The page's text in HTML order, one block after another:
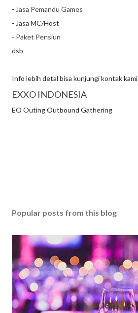
- Jasa Pemandu Games
- Jasa MC/Host
- Paket Pensiun
dsb
Info lebih detal bisa kunjungi kontak kami
EXXO INDONESIA
EO Outing Outbound Gathering
Popular posts from this blog